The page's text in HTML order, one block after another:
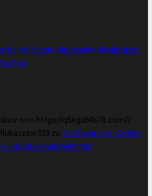
Algerische Muslimin in
>>> https://q5kgxb4s78.com/?
zuAl-Chwarizmi: Großer
und Universalgelehrter